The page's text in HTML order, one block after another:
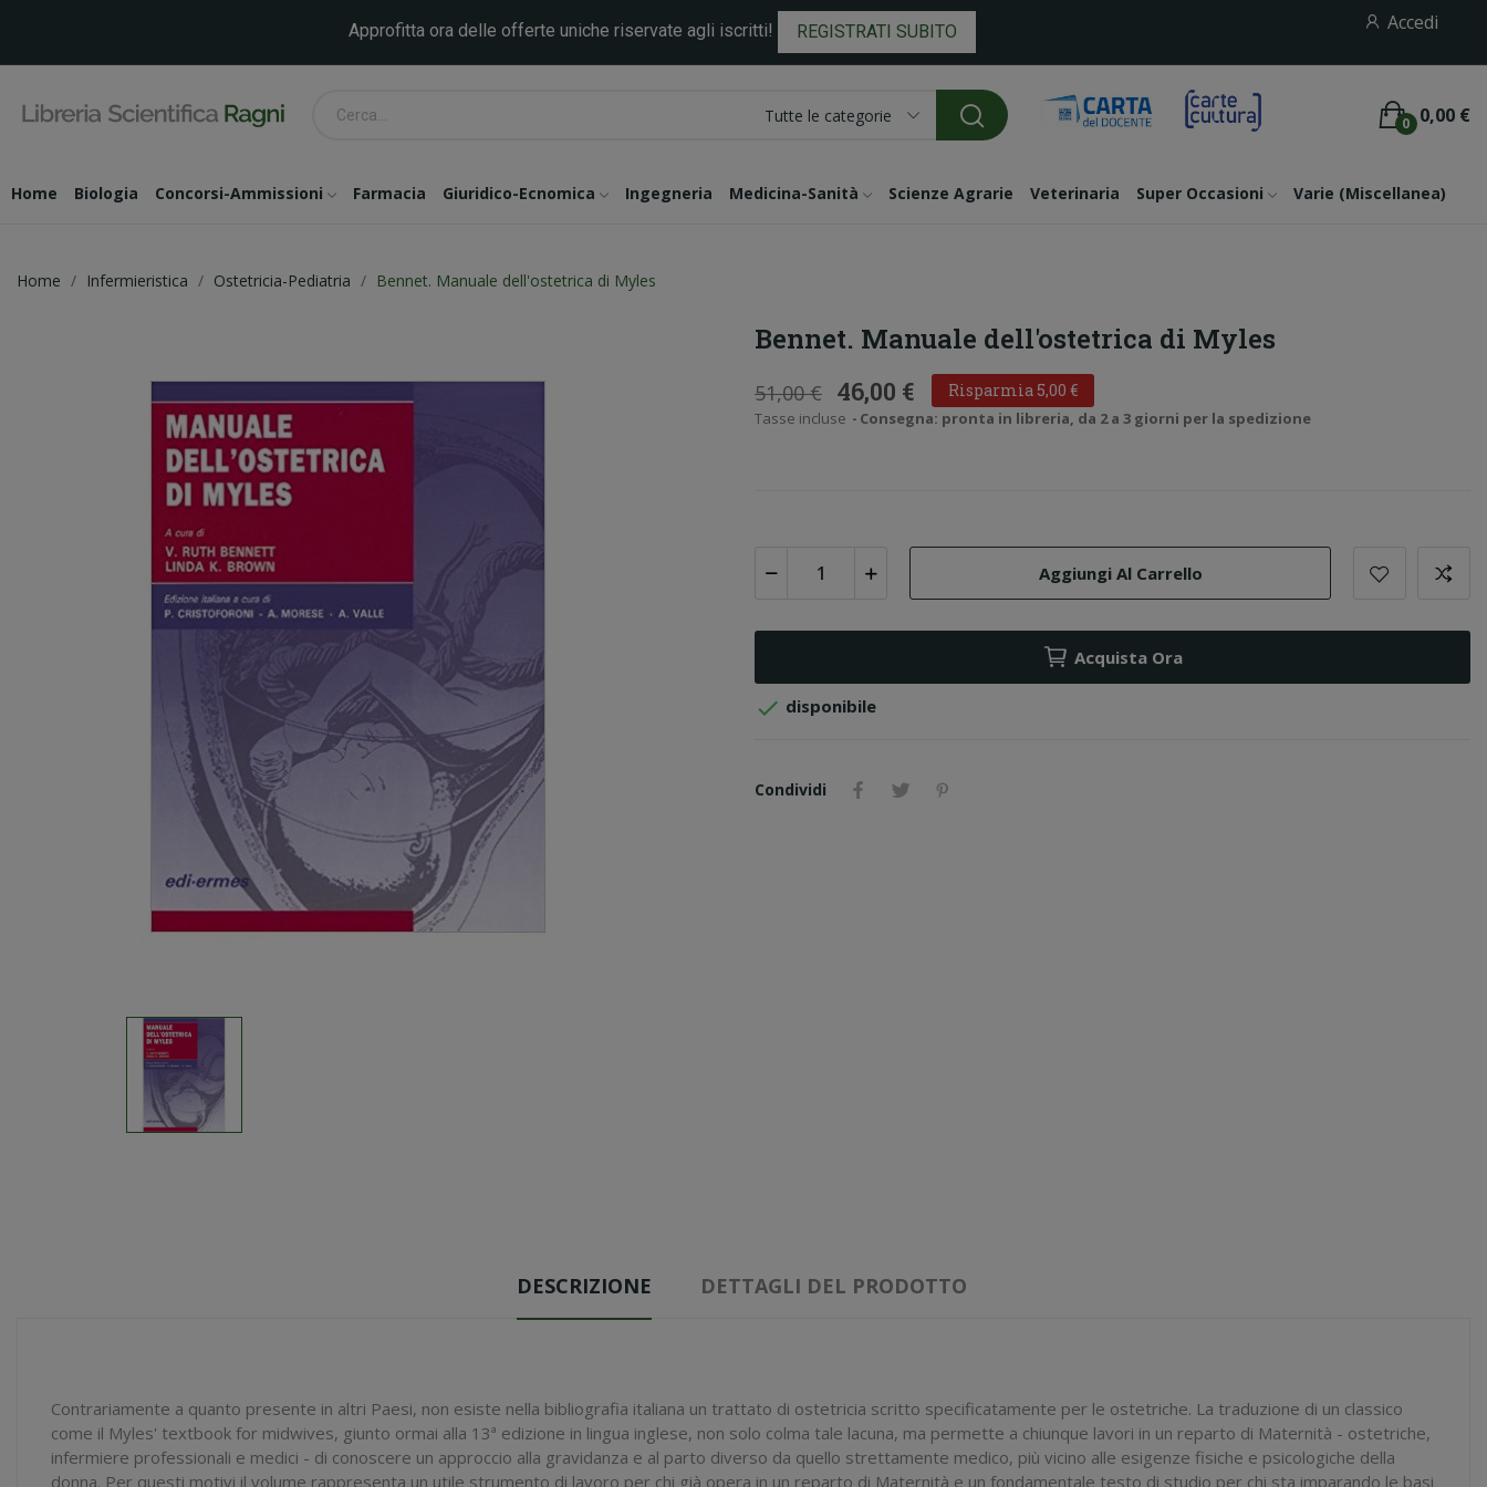
Approfitta ora delle offerte uniche riservate agli iscritti! REGISTRATI SUBITO Accedi
Tutte le categorie 0,00 €
0
Home Biologia Concorsi-Ammissioni Farmacia Giuridico-Ecnomica Ingegneria Medicina-Sanità Scienze Agrarie Veterinaria Super Occasioni Varie (miscellanea)
Home Infermieristica Ostetricia-Pediatria Bennet. Manuale dell'ostetrica di Myles
Bennet. Manuale dell'ostetrica di Myles
51,00 € 46,00 € Risparmia 5,00 €
Tasse incluse Consegna: pronta in libreria, da 2 a 3 giorni per la spedizione
Aggiungi Al Carrello
Acquista Ora
 disponibile
Condividi
DESCRIZIONE DETTAGLI DEL PRODOTTO
Contrariamente a quanto presente in altri Paesi, non esiste nella bibliografia italiana un trattato di ostetricia scritto specificatamente per le ostetriche. La traduzione di un classico
come il Myles' textbook for midwives, giunto ormai alla 13ª edizione in lingua inglese, non solo colma tale lacuna, ma permette a chiunque lavori in un reparto di Maternità - ostetriche,
infermiere professionali e medici - di conoscere un approccio alla gravidanza e al parto diverso da quello strettamente medico, più vicino alle esigenze fisiche e psicologiche della
donna. Per questi motivi il volume rappresenta un utile strumento di lavoro per chi già opera in un reparto di Maternità e un fondamentale testo di studio per chi sta imparando le basi